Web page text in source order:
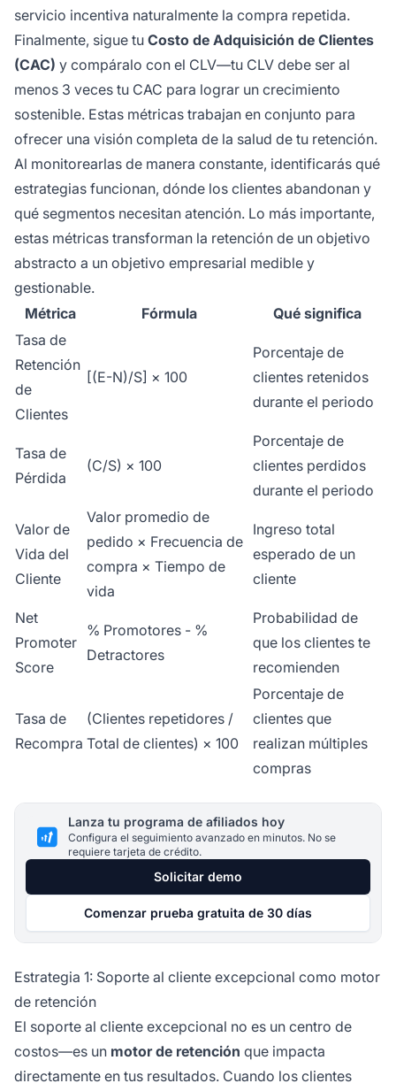
servicio incentiva naturalmente la compra repetida.
Finalmente, sigue tu Costo de Adquisición de Clientes
(CAC) y compáralo con el CLV—tu CLV debe ser al
menos 3 veces tu CAC para lograr un crecimiento
sostenible. Estas métricas trabajan en conjunto para
ofrecer una visión completa de la salud de tu retención.
Al monitorearlas de manera constante, identificarás qué
estrategias funcionan, dónde los clientes abandonan y
qué segmentos necesitan atención. Lo más importante,
estas métricas transforman la retención de un objetivo
abstracto a un objetivo empresarial medible y
gestionable.
Métrica
Fórmula
Qué significa
Tasa de
Retención
de
Clientes
[(E-N)/S] × 100
Porcentaje de
clientes retenidos
durante el periodo
Tasa de
Pérdida
(C/S) × 100
Porcentaje de
clientes perdidos
durante el periodo
Valor de
Vida del
Cliente
Valor promedio de
pedido × Frecuencia de
compra × Tiempo de
vida
Ingreso total
esperado de un
cliente
Net
Promoter
Score
% Promotores - %
Detractores
Probabilidad de
que los clientes te
recomienden
Tasa de
Recompra
(Clientes repetidores /
Total de clientes) × 100
Porcentaje de
clientes que
realizan múltiples
compras
Lanza tu programa de afiliados hoy
Configura el seguimiento avanzado en minutos. No se
requiere tarjeta de crédito.
Solicitar demo
Comenzar prueba gratuita de 30 días
Estrategia 1: Soporte al cliente excepcional como motor
de retención
El soporte al cliente excepcional no es un centro de
costos—es un motor de retención que impacta
directamente en tus resultados. Cuando los clientes